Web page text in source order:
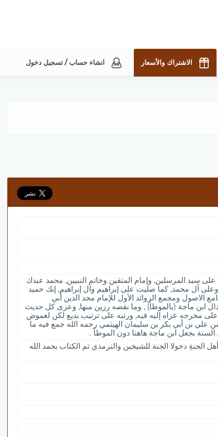
الاشتراك والأسعار انشاء حساب / تسجيل دخول
سيد المرسلين, وإمام المتقين وخاتم النبيين, محمد عبدك
آل محمد, كما صليت على إبراهيم وآل إبراهيم, إنك حميد
الاصول ومجمع الزوائد الأول للإمام مجد الدين أبي
ابن ماجة (بالموطأ) , وما نقصه رزين منها, وعزى كل حديث
مخرجه عزاه إليه فيه, ورتبه على ترتيب بديع لكن لغموض
علي بن أبي بكر بن سليمان الهيثمي رحمه الله جمع فيه ما
بجعل ابن ماجة هاهنا دون الموطأ ..
دخولا الجنة للشيخين والترمذي تم الكتاب بحمد الله